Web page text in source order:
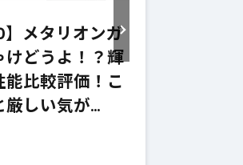
ラクエ10】メタリオンサ
ぶっちゃけどうよ！？レ
ンサイズと性能比較評
強いけどどうなのこれｗ